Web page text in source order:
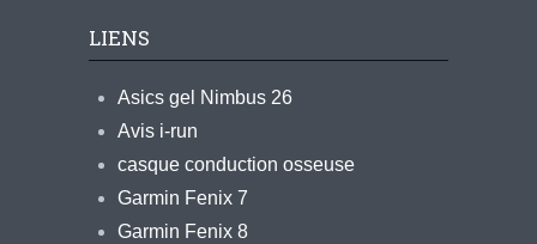
LIENS
Asics gel Nimbus 26
Avis i-run
casque conduction osseuse
Garmin Fenix 7
Garmin Fenix 8